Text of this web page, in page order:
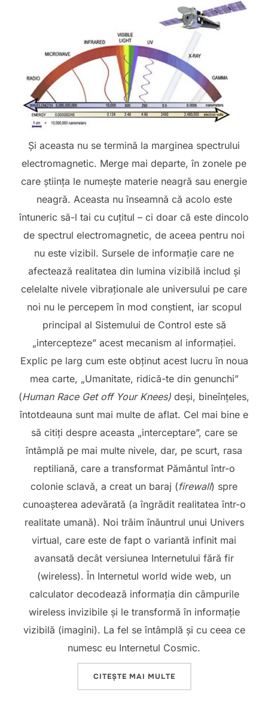
Și aceasta nu se termină la marginea spectrului
electromagnetic. Merge mai departe, în zonele pe
care știința le numește materie neagră sau energie
neagră. Aceasta nu înseamnă că acolo este
întuneric să-l tai cu cuțitul – ci doar că este dincolo
de spectrul electromagnetic, de aceea pentru noi
nu este vizibil. Sursele de informație care ne
afectează realitatea din lumina vizibilă includ și
celelalte nivele vibraționale ale universului pe care
noi nu le percepem în mod conștient, iar scopul
principal al Sistemului de Control este să
„intercepteze” acest mecanism al informației.
Explic pe larg cum este obținut acest lucru în noua
mea carte, „Umanitate, ridică-te din genunchi”
(Human Race Get off Your Knees) deși, bineînțeles,
întotdeauna sunt mai multe de aflat. Cel mai bine e
să citiți despre aceasta „interceptare”, care se
întâmplă pe mai multe nivele, dar, pe scurt, rasa
reptiliană, care a transformat Pământul într-o
colonie sclavă, a creat un baraj (firewall) spre
cunoașterea adevărată (a îngrădit realitatea într-o
realitate umană). Noi trăim înăuntrul unui Univers
virtual, care este de fapt o variantă infinit mai
avansată decât versiunea Internetului fără fir
(wireless). În Internetul world wide web, un
calculator decodează informația din câmpurile
wireless invizibile și le transformă în informație
vizibilă (imagini). La fel se întâmplă și cu ceea ce
numesc eu Internetul Cosmic.
CITEȘTE MAI MULTE„INTERNETUL